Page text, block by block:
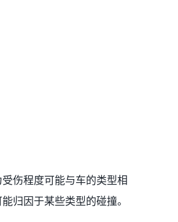
伤程度可能与车的类型相
归因于某些类型的碰撞。